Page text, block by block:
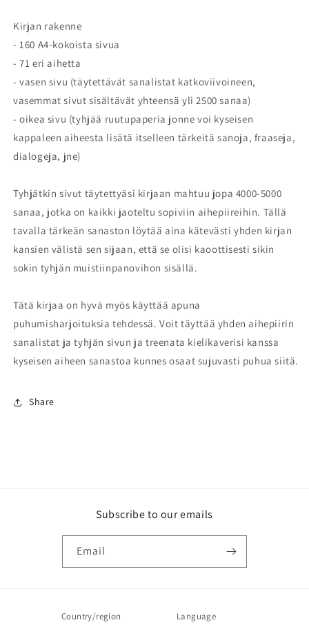
Kirjan rakenne
- 160 A4-kokoista sivua
- 71 eri aihetta
- vasen sivu (täytettävät sanalistat katkoviivoineen,
vasemmat sivut sisältävät yhteensä yli 2500 sanaa)
- oikea sivu (tyhjää ruutupaperia jonne voi kyseisen
kappaleen aiheesta lisätä itselleen tärkeitä sanoja, fraaseja,
dialogeja, jne)
Tyhjätkin sivut täytettyäsi kirjaan mahtuu jopa 4000-5000
sanaa, jotka on kaikki jaoteltu sopiviin aihepiireihin. Tällä
tavalla tärkeän sanaston löytää aina kätevästi yhden kirjan
kansien välistä sen sijaan, että se olisi kaoottisesti sikin
sokin tyhjän muistiinpanovihon sisällä.
Tätä kirjaa on hyvä myös käyttää apuna
puhumisharjoituksia tehdessä. Voit täyttää yhden aihepiirin
sanalistat ja tyhjän sivun ja treenata kielikaverisi kanssa
kyseisen aiheen sanastoa kunnes osaat sujuvasti puhua siitä.
Share
Subscribe to our emails
Email
Country/region Language